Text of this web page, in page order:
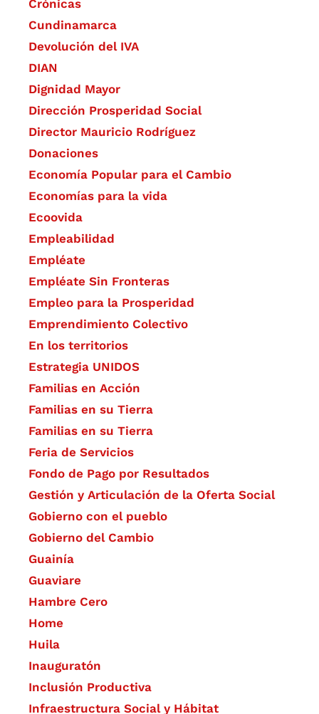
Crónicas
Cundinamarca
Devolución del IVA
DIAN
Dignidad Mayor
Dirección Prosperidad Social
Director Mauricio Rodríguez
Donaciones
Economía Popular para el Cambio
Economías para la vida
Ecoovida
Empleabilidad
Empléate
Empléate Sin Fronteras
Empleo para la Prosperidad
Emprendimiento Colectivo
En los territorios
Estrategia UNIDOS
Familias en Acción
Familias en su Tierra
Familias en su Tierra
Feria de Servicios
Fondo de Pago por Resultados
Gestión y Articulación de la Oferta Social
Gobierno con el pueblo
Gobierno del Cambio
Guainía
Guaviare
Hambre Cero
Home
Huila
Inauguratón
Inclusión Productiva
Infraestructura Social y Hábitat